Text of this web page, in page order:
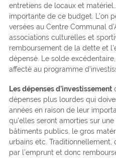
entretiens de locaux et
importante de ce budget. L’on
versées au Centre Communal
associations culturelles et
remboursement de la dette et
dépensé. Le solde
affecté au programme
Les dépenses d’investissement
dépenses plus lourdes qui
années en raison de leur
qu’elles seront amorties sur
bâtiments publics, le gros
urbains etc. Traditionnellement,
par l’emprunt et donc